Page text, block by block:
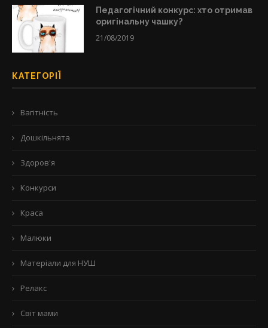
Педагогічний конкурс: хто отримав
оригінальну чашку?
21/08/2019
КАТЕГОРІЇ
Вагітність
Дошкільнята
Здоров'я
Конкурси
Краса
Малюки
Матеріали для НУШ
Релакс
Світ мами